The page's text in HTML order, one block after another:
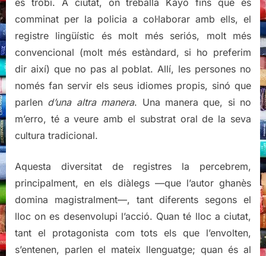
comminat per la policia a col·laborar amb ells, el
registre lingüístic és molt més seriós, molt més
convencional (molt més estàndard, si ho preferim
dir així) que no pas al poblat. Allí, les persones no
només fan servir els seus idiomes propis, sinó que
parlen d’una altra manera. Una manera que, si no
m’erro, té a veure amb el substrat oral de la seva
cultura tradicional.
Aquesta diversitat de registres la percebrem,
principalment, en els diàlegs —que l’autor ghanès
domina magistralment—, tant diferents segons el
lloc on es desenvolupi l’acció. Quan té lloc a ciutat,
tant el protagonista com tots els que l’envolten,
s’entenen, parlen el mateix llenguatge; quan és al